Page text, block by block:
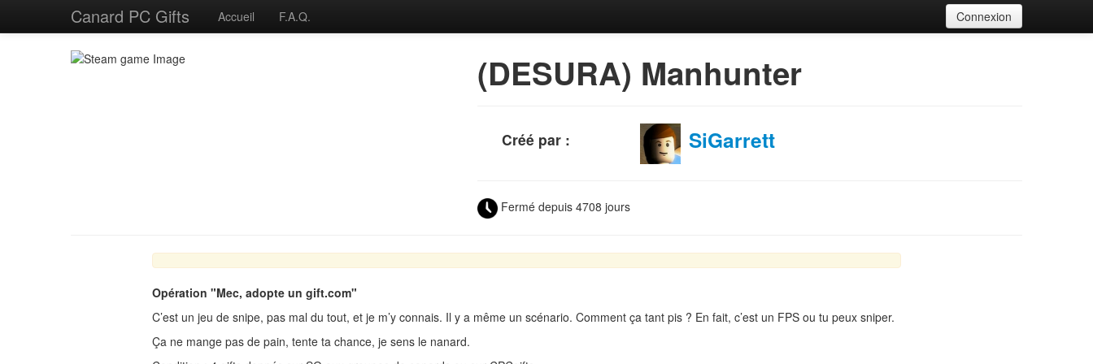
Canard PC Gifts Accueil F.A.Q. Connexion
(DESURA) Manhunter
Créé par : SiGarrett
Fermé depuis 4708 jours
Opération "Mec, adopte un gift.com"
C’est un jeu de snipe, pas mal du tout, et je m’y connais. Il y a même un scénario. Comment ça tant pis ? En fait, c’est un FPS ou tu peux sniper.
Ça ne mange pas de pain, tente ta chance, je sens le nanard.